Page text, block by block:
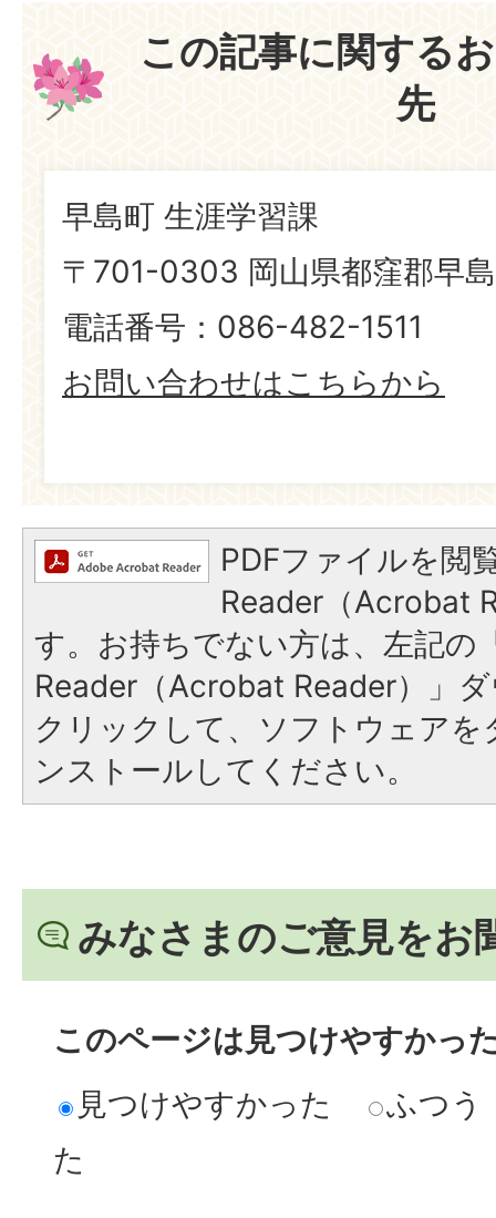
この記事に関する
先
早島町 生涯学習課
〒701-0303 岡山県都窪郡早
電話番号：086-482-1511
お問い合わせはこちらから
PDFファイルを閲
Reader（Acrobat
す。お持ちでない方は、左記の
Reader（Acrobat Reader）」
クリックして、ソフトウェア
ンストールしてください。
みなさまのご意見をお
このページは見つけやすかっ
見つけやすかった
ふつう
た